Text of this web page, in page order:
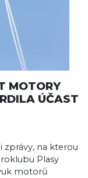
MOTORY
ÚČAST
zprávy, na kterou
Plasy
motorů